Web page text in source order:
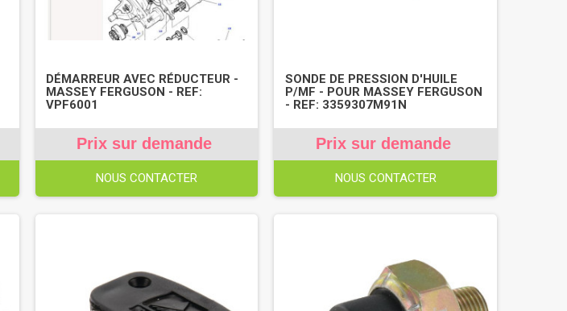
DÉMARREUR AVEC RÉDUCTEUR -
MASSEY FERGUSON - REF:
VPF6001
Prix sur demande
NOUS CONTACTER
SONDE DE PRESSION D'HUILE
P/MF - POUR MASSEY FERGUSON
- REF: 3359307M91N
Prix sur demande
NOUS CONTACTER